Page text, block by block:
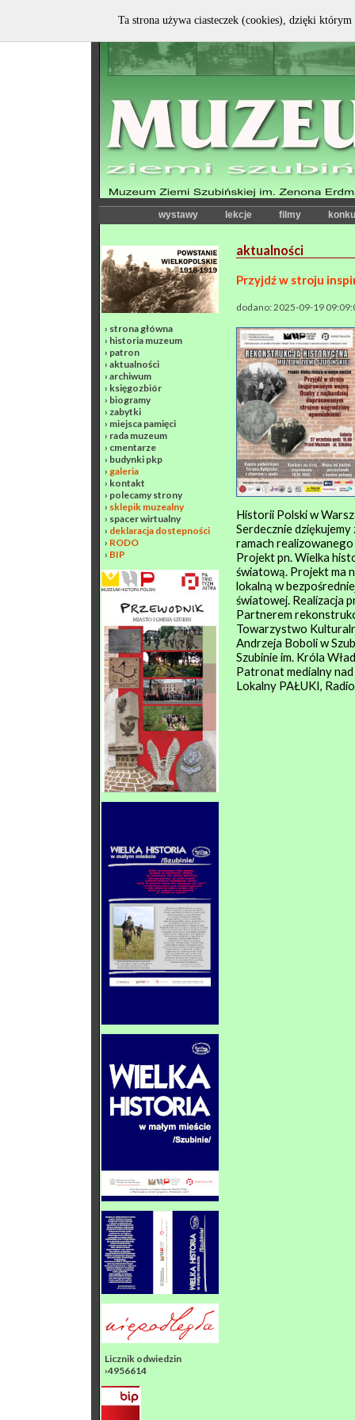
wystawy lekcje filmy
› strona główna
› historia muzeum
› patron
› aktualności
› archiwum
› księgozbiór
› biogramy
› zabytki
› miejsca pamięci
› rada muzeum
› cmentarze
› budynki pkp
› galeria
› kontakt
› polecamy strony
› sklepik muzealny
› spacer wirtualny
› deklaracja dostepności
› RODO
› BIP
Licznik odwiedzin
›4956614
aktualności
Przyjdź w stroju
dodano: 2025-09-19
Historii Polski w
Serdecznie
ramach
Projekt pn. Wielka
światową. Projekt ma
lokalną w
światowej. Realizacja
Partnerem
Towarzystwo
Andrzeja Boboli w
Szubinie im. Króla
Patronat medialny
Lokalny PAŁUKI,
Ta strona używa ciasteczek (cookies), dzięki